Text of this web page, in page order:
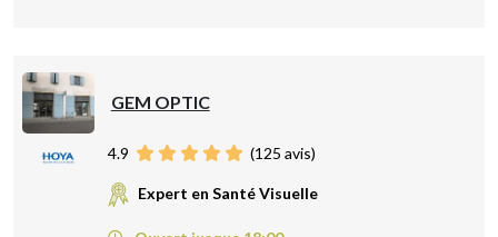
GEM OPTIC
4.9 (125 avis)
Expert en Santé Visuelle